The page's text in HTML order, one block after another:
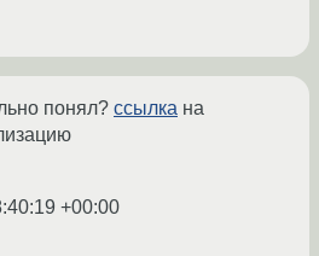
понял? ссылка на
+00:00